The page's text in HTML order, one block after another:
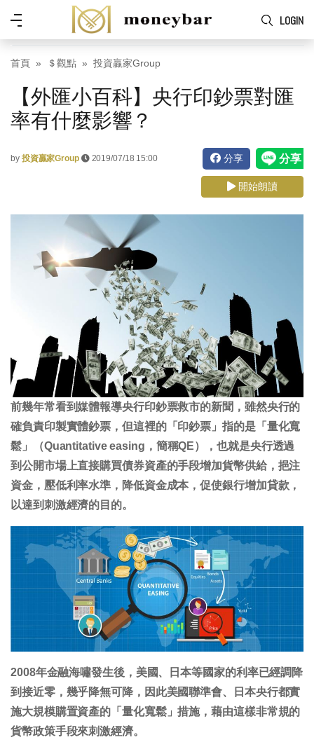
Skip to main content
LOGIN
功
能
表
首頁 ＄觀點 投資贏家Group
【外匯小百科】央行印鈔票對匯
率有什麼影響？
by 投資贏家Group 2019/07/18 15:00 分享
開始朗讀
前幾年常看到媒體報導央行印鈔票救市的新聞，雖然央行的
確負責印製實體鈔票，但這裡的「印鈔票」指的是「量化寬
鬆」（Quantitative easing，簡稱QE），也就是央行透過
到公開市場上直接購買債券資產的手段增加貨幣供給，挹注
資金，壓低利率水準，降低資金成本，促使銀行增加貸款，
以達到刺激經濟的目的。
2008年金融海嘯發生後，美國、日本等國家的利率已經調降
到接近零，幾乎降無可降，因此美國聯準會、日本央行都實
施大規模購置資產的「量化寬鬆」措施，藉由這樣非常規的
貨幣政策手段來刺激經濟。